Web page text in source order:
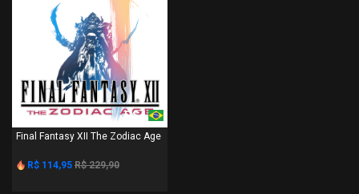
PS4
Final Fantasy XII The Zodiac Age
R$ 114,95 R$ 229,90